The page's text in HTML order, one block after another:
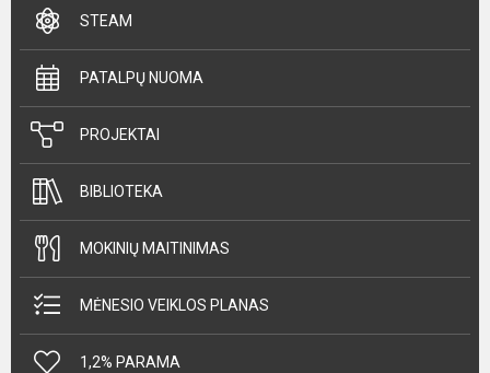
STEAM
PATALPŲ NUOMA
PROJEKTAI
BIBLIOTEKA
MOKINIŲ MAITINIMAS
MĖNESIO VEIKLOS PLANAS
1,2% PARAMA